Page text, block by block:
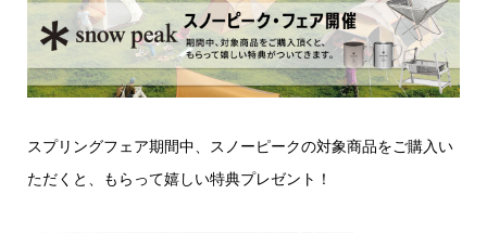
スプリングフェア期間中、スノーピークの対象商品をご購入い
ただくと、もらって嬉しい特典プレゼント！